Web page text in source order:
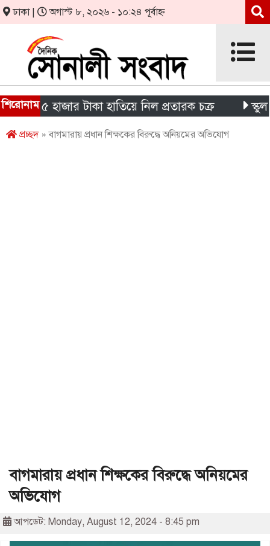
ঢাকা | অগাস্ট ৮, ২০২৬ - ১০:২৪ পূর্বাহ্ন
শিরোনাম
১৫ হাজার টাকা হাতিয়ে নিল প্রতারক চক্র
প্রচ্ছদ» বাগমারায় প্রধান শিক্ষকের বিরুদ্ধে অনিয়মের অভিযোগ
বাগমারায় প্রধান শিক্ষকের বিরুদ্ধে অনিয়মের
অভিযোগ
আপডেট: Monday, August 12, 2024 - 8:45 pm